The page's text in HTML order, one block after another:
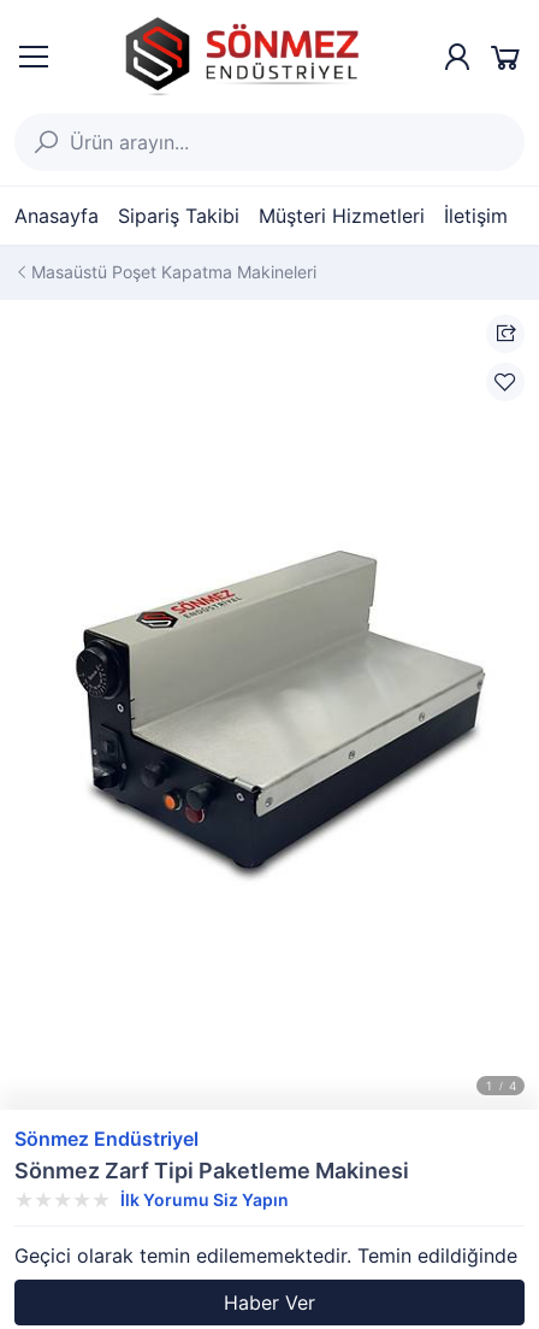
Anasayfa Sipariş Takibi Müşteri Hizmetleri İletişim
Masaüstü Poşet Kapatma Makineleri
Sönmez Endüstriyel
Sönmez Zarf Tipi Paketleme Makinesi
İlk Yorumu Siz Yapın
Geçici olarak temin edilememektedir. Temin edildiğinde
Haber Ver